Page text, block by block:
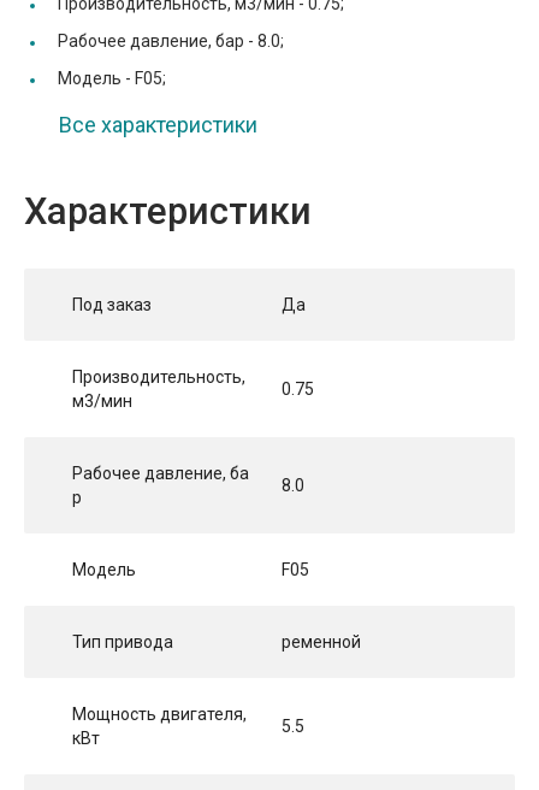
Производительность, м3/мин - 0.75;
Рабочее давление, бар - 8.0;
Модель - F05;
Все характеристики
Характеристики
Под заказ Да
Производительность,
м3/мин
0.75
Рабочее давление, ба
р
8.0
Модель F05
Тип привода ременной
Мощность двигателя,
кВт
5.5